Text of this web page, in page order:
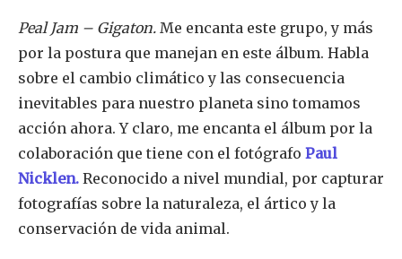
Peal Jam – Gigaton. Me encanta este grupo, y más
por la postura que manejan en este álbum. Habla
sobre el cambio climático y las consecuencia
inevitables para nuestro planeta sino tomamos
acción ahora. Y claro, me encanta el álbum por la
colaboración que tiene con el fotógrafo Paul
Nicklen. Reconocido a nivel mundial, por capturar
fotografías sobre la naturaleza, el ártico y la
conservación de vida animal.